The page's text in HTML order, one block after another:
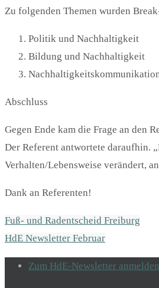
Zu folgenden Themen wurden
Politik und Nachhaltigkeit
Bildung und Nachhaltigkeit
Abschluss
Gegen Ende kam die Frage an den
Der Referent antwortete daraufhin.
Verhalten/Lebensweise verändert,
Dank an Referenten!
Fuß- und Radentscheid Freiburg
HdE Newsletter Februar
Zum HdE-Newsletter anmelden